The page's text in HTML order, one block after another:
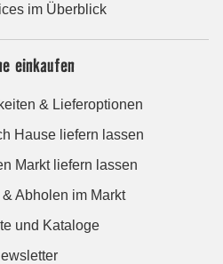
im Überblick
einkaufen
& Lieferoptionen
Hause liefern lassen
Markt liefern lassen
Abholen im Markt
und Kataloge